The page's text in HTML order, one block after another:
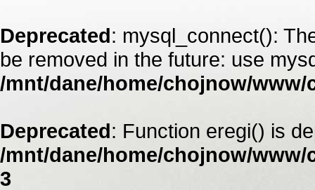
Deprecated: mysql_connect():
be removed in the future: use
/mnt/dane/home/chojnow/
Deprecated: Function eregi() is
/mnt/dane/home/chojnow/
3